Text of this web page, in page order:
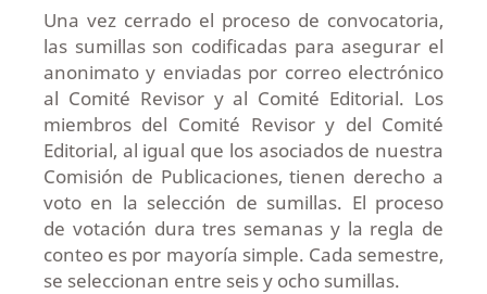
Una vez cerrado el proceso de convocatoria,
las sumillas son codificadas para asegurar el
anonimato y enviadas por correo electrónico
al Comité Revisor y al Comité Editorial. Los
miembros del Comité Revisor y del Comité
Editorial, al igual que los asociados de nuestra
Comisión de Publicaciones, tienen derecho a
voto en la selección de sumillas. El proceso
de votación dura tres semanas y la regla de
conteo es por mayoría simple. Cada semestre,
se seleccionan entre seis y ocho sumillas.